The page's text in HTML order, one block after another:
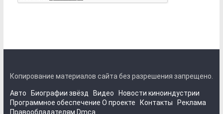
Копирование материалов сайта без разрешения запрещено.
Авто Биографии звёзд Видео
Новости киноиндустрии
Программное обеспечение О проекте Контакты
Реклама
Правообладателям Dmca